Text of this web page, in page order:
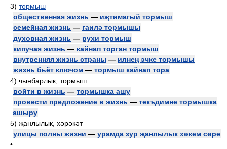
3) тормыш
общественная жизнь — иҗтимагый тормыш
семейная жизнь — гаилә тормышы
духовная жизнь — рухи тормыш
кипучая жизнь — кайнап торган тормыш
внутренняя жизнь страны — илнең эчке тормышы
жизнь бьёт ключом — тормыш кайнап тора
4) чынбарлык, тормыш
войти в жизнь — тормышка ашу
провести предложение в жизнь — тәкъдимне тормышка
ашыру
5) җанлылык, хәрәкәт
улицы полны жизни — урамда зур җанлылык хөкем сөрә
•